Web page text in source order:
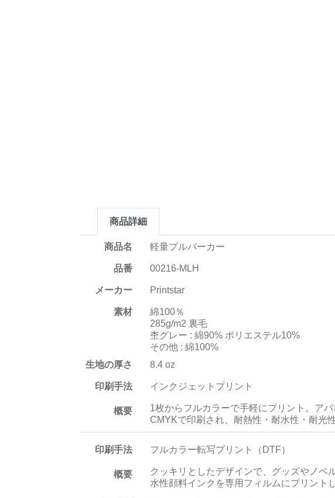
商品詳細
商品名 軽量プルパーカー
品番 00216-MLH
メーカー Printstar
素材
綿100％
285g/m2 裏毛
杢グレー : 綿90% ポリエステル10%
その他 : 綿100%
生地の厚さ
8.4 oz
印刷手法 インクジェットプリント
概要
1枚からフルカラーで手軽にプリント。ア
CMYKで印刷され、耐熱性・耐水性・耐光
印刷手法 フルカラー転写プリント（DTF）
概要
クッキリとしたデザインで、グッズやノベ
水性顔料インクを専用フィルムにプリント